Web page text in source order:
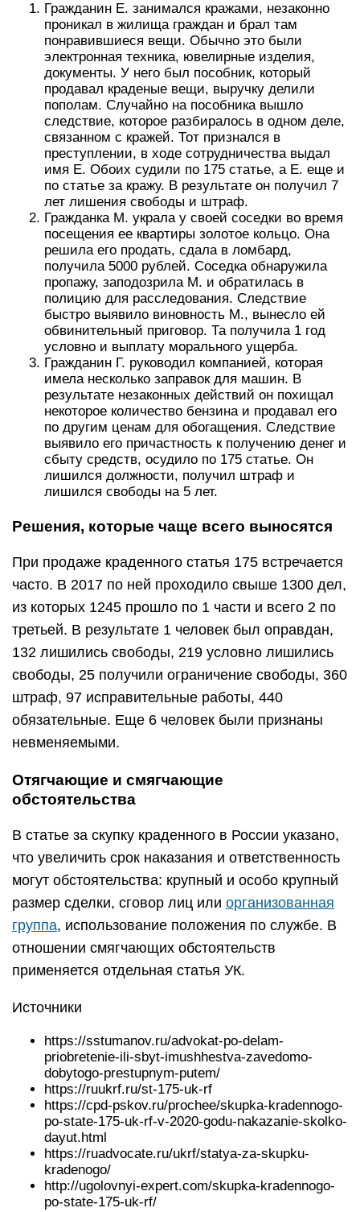
Гражданин Е. занимался кражами, незаконно
проникал в жилища граждан и брал там
понравившиеся вещи. Обычно это были
электронная техника, ювелирные изделия,
документы. У него был пособник, который
продавал краденые вещи, выручку делили
пополам. Случайно на пособника вышло
следствие, которое разбиралось в одном деле,
связанном с кражей. Тот признался в
преступлении, в ходе сотрудничества выдал
имя Е. Обоих судили по 175 статье, а Е. еще и
по статье за кражу. В результате он получил 7
лет лишения свободы и штраф.
Гражданка М. украла у своей соседки во время
посещения ее квартиры золотое кольцо. Она
решила его продать, сдала в ломбард,
получила 5000 рублей. Соседка обнаружила
пропажу, заподозрила М. и обратилась в
полицию для расследования. Следствие
быстро выявило виновность М., вынесло ей
обвинительный приговор. Та получила 1 год
условно и выплату морального ущерба.
Гражданин Г. руководил компанией, которая
имела несколько заправок для машин. В
результате незаконных действий он похищал
некоторое количество бензина и продавал его
по другим ценам для обогащения. Следствие
выявило его причастность к получению денег и
сбыту средств, осудило по 175 статье. Он
лишился должности, получил штраф и
лишился свободы на 5 лет.
Решения, которые чаще всего выносятся
При продаже краденного статья 175 встречается
часто. В 2017 по ней проходило свыше 1300 дел,
из которых 1245 прошло по 1 части и всего 2 по
третьей. В результате 1 человек был оправдан,
132 лишились свободы, 219 условно лишились
свободы, 25 получили ограничение свободы, 360
штраф, 97 исправительные работы, 440
обязательные. Еще 6 человек были признаны
невменяемыми.
Отягчающие и смягчающие
обстоятельства
В статье за скупку краденного в России указано,
что увеличить срок наказания и ответственность
могут обстоятельства: крупный и особо крупный
размер сделки, сговор лиц или организованная
группа, использование положения по службе. В
отношении смягчающих обстоятельств
применяется отдельная статья УК.
Источники
https://sstumanov.ru/advokat-po-delam-
priobretenie-ili-sbyt-imushhestva-zavedomo-
dobytogo-prestupnym-putem/
https://ruukrf.ru/st-175-uk-rf
https://cpd-pskov.ru/prochee/skupka-kradennogo-
po-state-175-uk-rf-v-2020-godu-nakazanie-skolko-
dayut.html
https://ruadvocate.ru/ukrf/statya-za-skupku-
kradenogo/
http://ugolovnyi-expert.com/skupka-kradennogo-
po-state-175-uk-rf/